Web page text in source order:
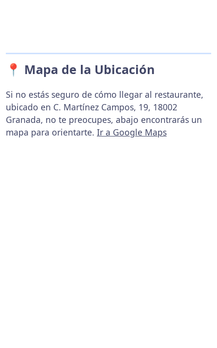
📍 Mapa de la Ubicación
Si no estás seguro de cómo llegar al restaurante,
ubicado en C. Martínez Campos, 19, 18002
Granada, no te preocupes, abajo encontrarás un
mapa para orientarte. Ir a Google Maps